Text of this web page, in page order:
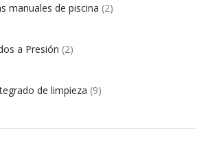
manuales de piscina (2)
a Presión (2)
de limpieza (9)